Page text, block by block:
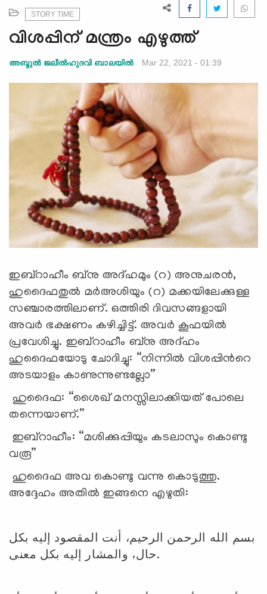
N
a
v
g
STORY TIME
വിശപ്പിന് മന്ത്രം എഴുത്ത്
അബ്ദുല്‍ ജലീല്‍ഹുദവി ബാലയില്‍ Mar 22, 2021 - 01:39
ഇബ്റാഹീം ബ്നു അദ്ഹമും (റ) അനുചരൻ,
ഹുദൈഫതുൽ മർഅശിയും (റ) മക്കയിലേക്കുള്ള
സഞ്ചാരത്തിലാണ്. ഒത്തിരി ദിവസങ്ങളായി
അവർ ഭക്ഷണം കഴിച്ചിട്ട്. അവർ കൂഫയിൽ
പ്രവേശിച്ചു. ഇബ്റാഹീം ബ്നു അദ്ഹം
ഹുദൈഫയോടു ചോദിച്ചു: “നിന്നിൽ വിശപ്പിന്‍റെ
അടയാളം കാണുന്നുണ്ടല്ലോ”
ഹുദൈഫ: “ശൈഖ് മനസ്സിലാക്കിയത് പോലെ
തന്നെയാണ്.”
ഇബ്റാഹീം: “മശിക്കുപ്പിയും കടലാസും കൊണ്ടു
വരൂ”
ഹുദൈഫ അവ കൊണ്ടു വന്നു കൊടുത്തു.
അദ്ദേഹം അതിൽ ഇങ്ങനെ എഴുതി:
بسم الله الرحمن الرحيم، أنت المقصود إليه بكل
حال، والمشار إليه بكل معنى.